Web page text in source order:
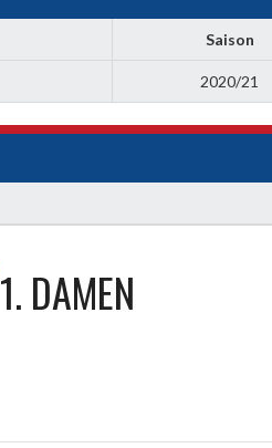
Saison
2020/21
1. DAMEN